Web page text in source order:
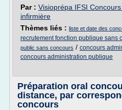
Par : Visioprépa IFSI
infirmière
Thèmes liés : liste et date des
recrutement fonction publique sans
public sans concours / concours
concours administration publique
Préparation oral
distance, par
concours